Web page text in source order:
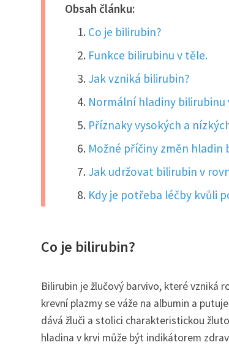
Obsah článku:
Co je bilirubin?
Funkce bilirubinu v těle.
Jak vzniká bilirubin?
Normální hladiny bilirubinu
Příznaky vysokých a
Možné příčiny změn hladin
Jak udržovat bilirubin v
Kdy je potřeba léčby kvůli
Co je bilirubin?
Bilirubin je žlučový barvivo, které vzniká
krevní plazmy se váže na albumin a
dává žluči a stolici charakteristickou
hladina v krvi může být indikátorem